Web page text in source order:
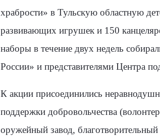
храбрости» в Тульскую областную
развивающих игрушек и 150
наборы в течение двух недель
России» и представителями Центра
К акции присоединились
поддержки добровольчества
оружейный завод,